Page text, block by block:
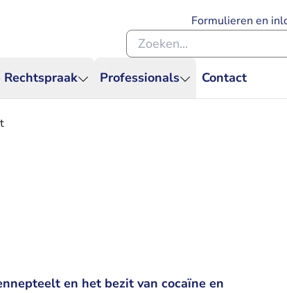
Rechtspraak Professionals Contact
Formulieren en
Zoeken binnen de Rechtspraak
en het bezit van cocaïne en